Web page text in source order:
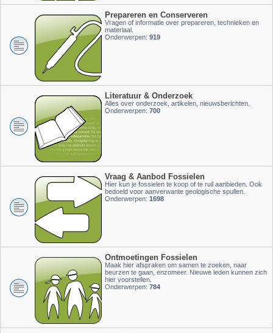
Prepareren en Conserveren
Vragen of informatie over prepareren, technieken en
materiaal.
Onderwerpen: 919
Literatuur & Onderzoek
Alles over onderzoek, artikelen, nieuwsberichten.
Onderwerpen: 700
Vraag & Aanbod Fossielen
Hier kun je fossielen te koop of te ruil aanbieden. Ook
bedoeld voor aanverwante geologische spullen.
Onderwerpen: 1698
Ontmoetingen Fossielen
Maak hier afspraken om samen te zoeken, naar
beurzen te gaan, enzomeer. Nieuwe leden kunnen zich
hier voorstellen.
Onderwerpen: 784